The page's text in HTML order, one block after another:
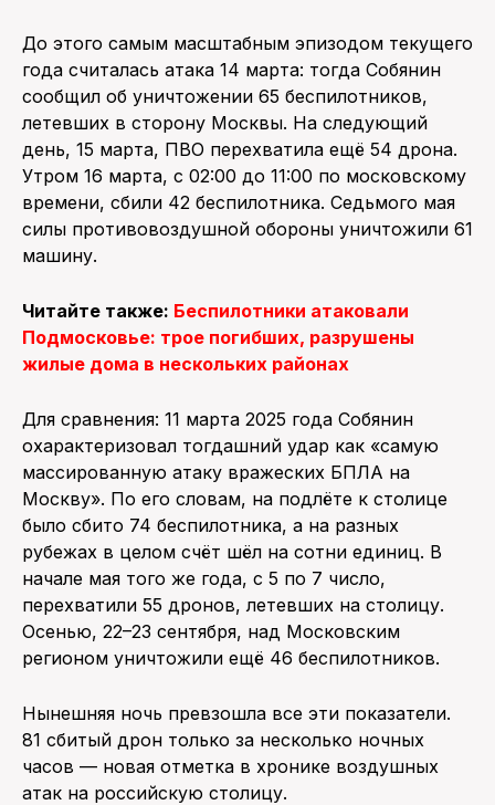
До этого самым масштабным эпизодом текущего
года считалась атака 14 марта: тогда Собянин
сообщил об уничтожении 65 беспилотников,
летевших в сторону Москвы. На следующий
день, 15 марта, ПВО перехватила ещё 54 дрона.
Утром 16 марта, с 02:00 до 11:00 по московскому
времени, сбили 42 беспилотника. Седьмого мая
силы противовоздушной обороны уничтожили 61
машину.
Читайте также: Беспилотники атаковали
Подмосковье: трое погибших, разрушены
жилые дома в нескольких районах
Для сравнения: 11 марта 2025 года Собянин
охарактеризовал тогдашний удар как «самую
массированную атаку вражеских БПЛА на
Москву». По его словам, на подлёте к столице
было сбито 74 беспилотника, а на разных
рубежах в целом счёт шёл на сотни единиц. В
начале мая того же года, с 5 по 7 число,
перехватили 55 дронов, летевших на столицу.
Осенью, 22–23 сентября, над Московским
регионом уничтожили ещё 46 беспилотников.
Нынешняя ночь превзошла все эти показатели.
81 сбитый дрон только за несколько ночных
часов — новая отметка в хронике воздушных
атак на российскую столицу.